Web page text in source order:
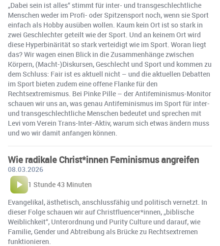
„Dabei sein ist alles“ stimmt für inter- und transgeschlechtliche
Menschen weder im Profi- oder Spitzensport noch, wenn sie Sport
einfach als Hobby ausüben wollen. Kaum kein Ort ist so stark in
zwei Geschlechter geteilt wie der Sport. Und an keinem Ort wird
diese Hyperbinärität so stark verteidigt wie im Sport. Woran liegt
das? Wir wagen einen Blick in die Zusammenhänge zwischen
Körpern, (Macht-)Diskursen, Geschlecht und Sport und kommen zu
dem Schluss: Fair ist es aktuell nicht – und die aktuellen Debatten
im Sport bieten zudem eine offene Flanke für den
Rechtsextremismus. Bei Pinke Pille – der Antifeminismus-Monitor
schauen wir uns an, was genau Antifeminismus im Sport für inter-
und transgeschlechtliche Menschen bedeutet und sprechen mit
Levi vom Verein Trans-Inter-Aktiv, warum sich etwas ändern muss
und wo wir damit anfangen können.
Wie radikale Christ*innen Feminismus angreifen
08.03.2026
1 Stunde 43 Minuten
Evangelikal, ästhetisch, anschlussfähig und politisch vernetzt. In
dieser Folge schauen wir auf Christfluencer*innen, „biblische
Weiblichkeit“, Unterordnung und Purity Culture und darauf, wie
Familie, Gender und Abtreibung als Brücke zu Rechtsextremen
funktionieren.